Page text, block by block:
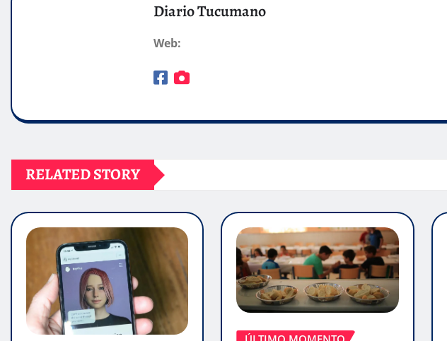
Diario Tucumano
Web:
RELATED STORY